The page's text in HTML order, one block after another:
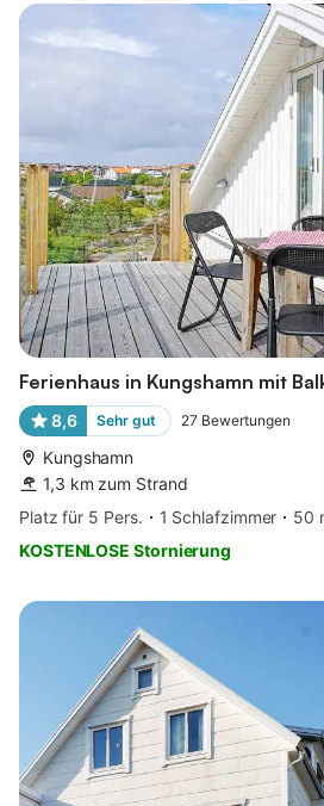
Ferienhaus in Kungshamn mit
8,6 Sehr gut 27 Bewertungen
Kungshamn
1,3 km zum Strand
Platz für 5 Pers.
1 Schlafzimmer
50
KOSTENLOSE Stornierung